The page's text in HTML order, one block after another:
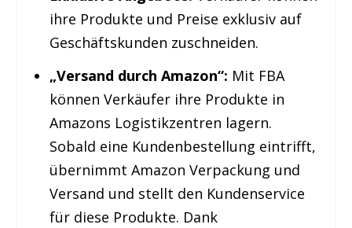
ihre Produkte und Preise exklusiv auf
Geschäftskunden zuschneiden.
„Versand durch Amazon“: Mit FBA
können Verkäufer ihre Produkte in
Amazons Logistikzentren lagern.
Sobald eine Kundenbestellung eintrifft,
übernimmt Amazon Verpackung und
Versand und stellt den Kundenservice
für diese Produkte. Dank